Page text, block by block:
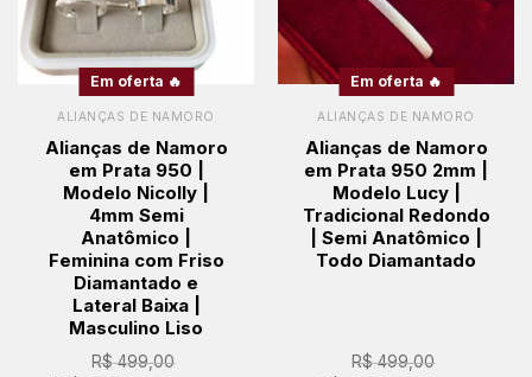
Em oferta 🔥
ALIANÇAS DE NAMORO
Alianças de Namoro
em Prata 950 |
Modelo Nicolly |
4mm Semi
Anatômico |
Feminina com Friso
Diamantado e
Lateral Baixa |
Masculino Liso
R$499,00
Em oferta 🔥
ALIANÇAS DE NAMORO
Alianças de Namoro
em Prata 950 2mm |
Modelo Lucy |
Tradicional Redondo
| Semi Anatômico |
Todo Diamantado
R$499,00